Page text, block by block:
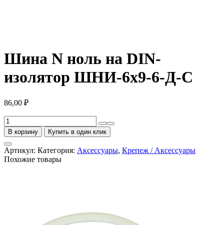
Шина N ноль на DIN-
изолятор ШНИ-6х9-6-Д-С
86,00 ₽
Количество
товара
Шина
N
ноль
на
В корзину Купить в один клик
Артикул: Категория: Аксессуары, Крепеж / Аксессуары
Похожие товары